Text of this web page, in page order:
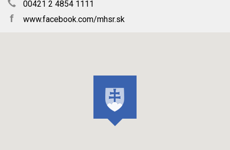
00421 2 4854 1111
f www.facebook.com/mhsr.sk